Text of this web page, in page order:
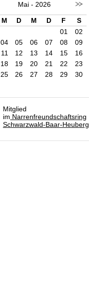
Mai - 2026
M D M D F
S
01
02
04 05 06 07 08
09
11 12 13 14 15
16
18 19 20 21 22
23
25 26 27 28 29
30
Mitglied
im Narrenfreundschaftsring
Schwarzwald-Baar-Heuberg